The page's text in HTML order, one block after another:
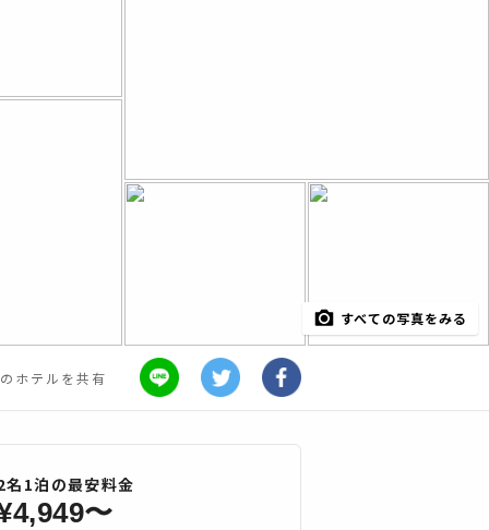
すべての写真をみる
ホテルを共有
名 1泊の最安料金
4,949〜